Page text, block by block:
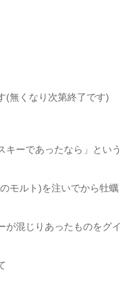
(無くなり次第終了です)
キーであったなら」という
モルト)を注いでから牡蠣
が混じりあったものをグイ